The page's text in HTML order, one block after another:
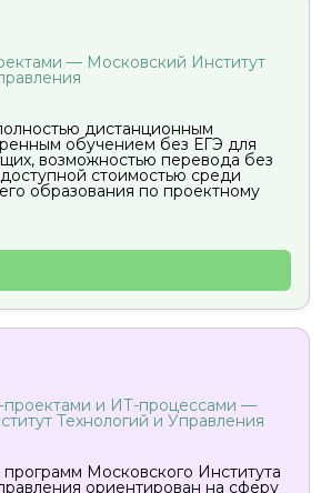
— Московский Институт
дистанционным
обучением без ЕГЭ для
возможностью перевода без
стоимостью среди
образования по проектному
и ИТ-процессами —
Технологий и Управления
программ Московского Института
ориентирован на сферу